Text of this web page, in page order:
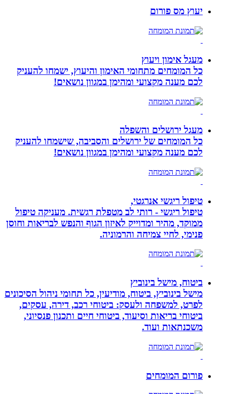
יעוץ מס פורום
מעגל אימון ויעוץ
כל המומחים מתחומי האימון והיעוץ, ישמחו להעניק
לכם מענה מקצועי ומהימן במגוון נושאים!
מעגל ירושלים והשפלה
כל המומחים של ירושלים והסביבה, שישמחו להעניק
לכם מענה מקצועי ומהימן במגוון נושאים!
טיפול ריגשי אנרגטי,
טיפול ריגשי - רותי לב מטפלת רגשית. מעניקה טיפול
ממוקד, מהיר ומדוייק לאיזון הגוף והנפש לבריאות וחוסן
פנימי, לחיי צמיחה והרמוניה.
ביטוח, מישל בינוביץ
מישל בינוביץ, ביטוח, מודיעין, כל תחומי ניהול הסיכונים
לפרט, למשפחה ולעסק: ביטוחי רכב, דירה, עסקים,
ביטוחי בריאות וסיעוד, ביטוחי חיים ותכנון פנסיוני,
משכנתאות ועוד.
פורום המומחים